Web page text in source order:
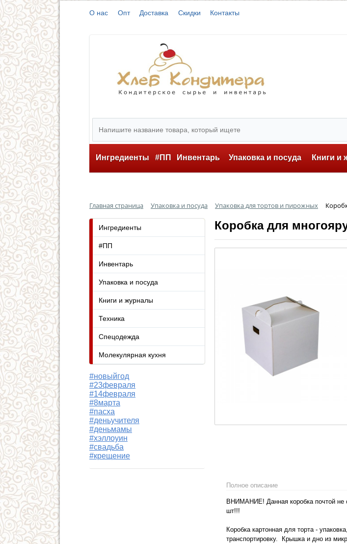
О нас Опт Доставка Скидки Контакты
Ингредиенты #ПП Инвентарь Упаковка и посуда Книги и
Главная страница Упаковка и посуда Упаковка для тортов и пирожных
Коробка для
Полное описание
ВНИМАНИЕ! Данная коробка почтой не
шт!!!
Коробка картонная для торта -
транспортировку. Крышка и дно из
Ингредиенты
#ПП
Инвентарь
Упаковка и посуда
Книги и журналы
Техника
Спецодежда
Молекулярная кухня
#новыйгод
#23февраля
#14февраля
#8марта
#пасха
#деньучителя
#деньмамы
#хэллоуин
#свадьба
#крещение